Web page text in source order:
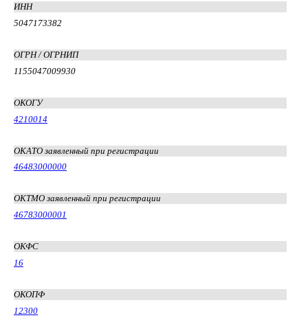
ИНН
5047173382
ОГРН / ОГРНИП
1155047009930
ОКОГУ
4210014
ОКАТО заявленный при регистрации
46483000000
ОКТМО заявленный при регистрации
46783000001
ОКФС
16
ОКОПФ
12300